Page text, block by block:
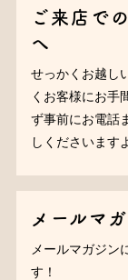
ご来店で
へ
せっかくお越し
くお客様にお手
ず事前にお電話
しくださいます
メールマ
メールマガジン
す！